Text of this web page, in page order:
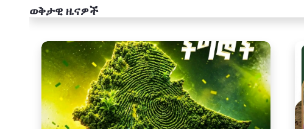
ወቅታዊ ዜናዎች
አዲስ